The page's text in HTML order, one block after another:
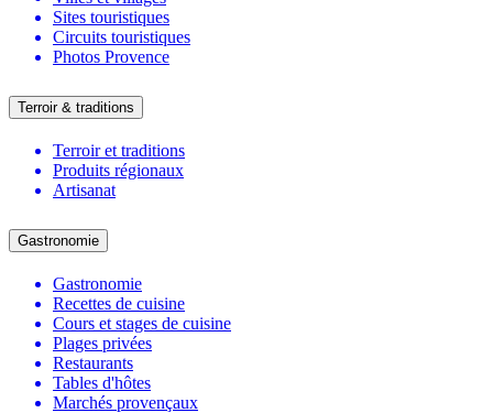
Sites touristiques
Circuits touristiques
Photos Provence
Terroir & traditions
Terroir et traditions
Produits régionaux
Artisanat
Gastronomie
Gastronomie
Recettes de cuisine
Cours et stages de cuisine
Plages privées
Restaurants
Tables d'hôtes
Marchés provençaux